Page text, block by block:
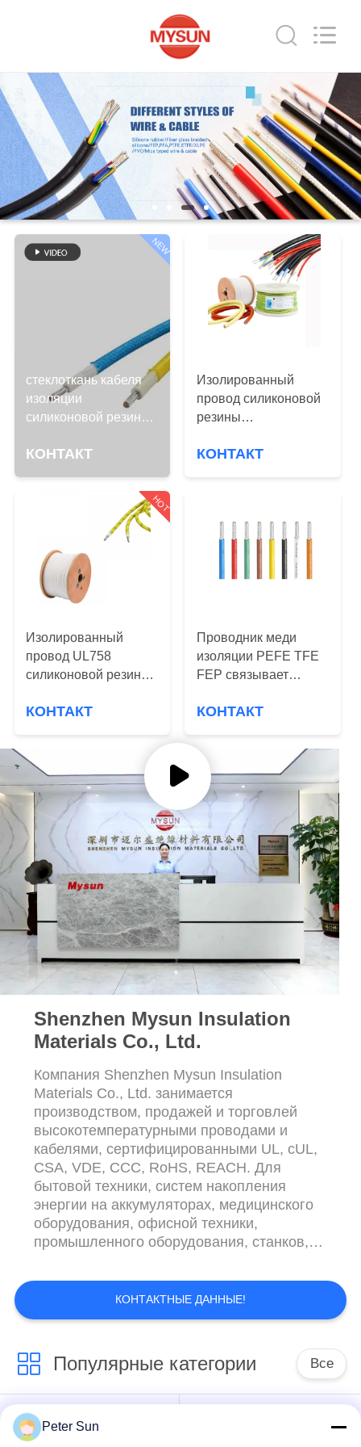
ДОМ
ПРОДУКТЫ
О
НАС
ПУТЕШЕСТВИЕ
ПРОВЕРКА
КАЧЕСТВА
СВЯЖИТЕСЬ
МЫ
КАРТА
САЙТА
PRIVACY
POLICY
Reserved.
NEW
стеклоткань кабеля
изоляции
силиконовой резины
на мель
КОНТАКТ
Изолированный
провод силиконовой
резины
бытовой технике/
медной высокой
температуры
электрические
КОНТАКТ
HOT
Изолированный
провод UL758
силиконовой резины
машины кофе
КОНТАКТ
Проводник меди
изоляции PEFE TFE
FEP связывает
UL758
КОНТАКТ
Shenzhen Mysun Insulation
Materials Co., Ltd.
Компания Shenzhen Mysun Insulation
Materials Co., Ltd. занимается
производством, продажей и торговлей
высокотемпературными проводами и
кабелями, сертифицированными UL, cUL,
CSA, VDE, CCC, RoHS, REACH. Для
бытовой техники, систем накопления
энергии на аккумуляторах, медицинского
оборудования, офисной техники,
промышленного оборудования, станков,
последовательно работает в соответствии
с международными стандартами ISO9001,
ISO14001 и автомобильной
менеджмента, придерживающаяся бизнес-
философии «команда, сервис, инновации
и ответс...
КОНТАКТНЫЕ ДАННЫЕ!
Популярные категории Все
Гибкий
изолированный
Peter Sun